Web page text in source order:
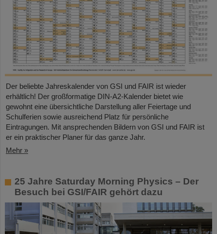
Der beliebte Jahreskalender von GSI und FAIR ist wieder
erhältlich! Der großformatige DIN-A2-Kalender bietet wie
gewohnt eine übersichtliche Darstellung aller Feiertage und
Schulferien sowie ausreichend Platz für persönliche
Eintragungen. Mit ansprechenden Bildern von GSI und FAIR ist
er ein praktischer Planer für das ganze Jahr.
Mehr »
25 Jahre Saturday Morning Physics – Der
Besuch bei GSI/FAIR gehört dazu